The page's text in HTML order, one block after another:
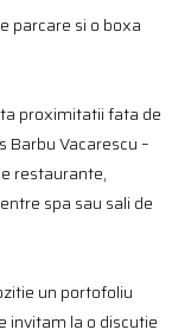
parcare si o boxa
proximitatii fata de
Barbu Vacarescu –
restaurante,
spa sau sali de
un portofoliu
invitam la o discutie